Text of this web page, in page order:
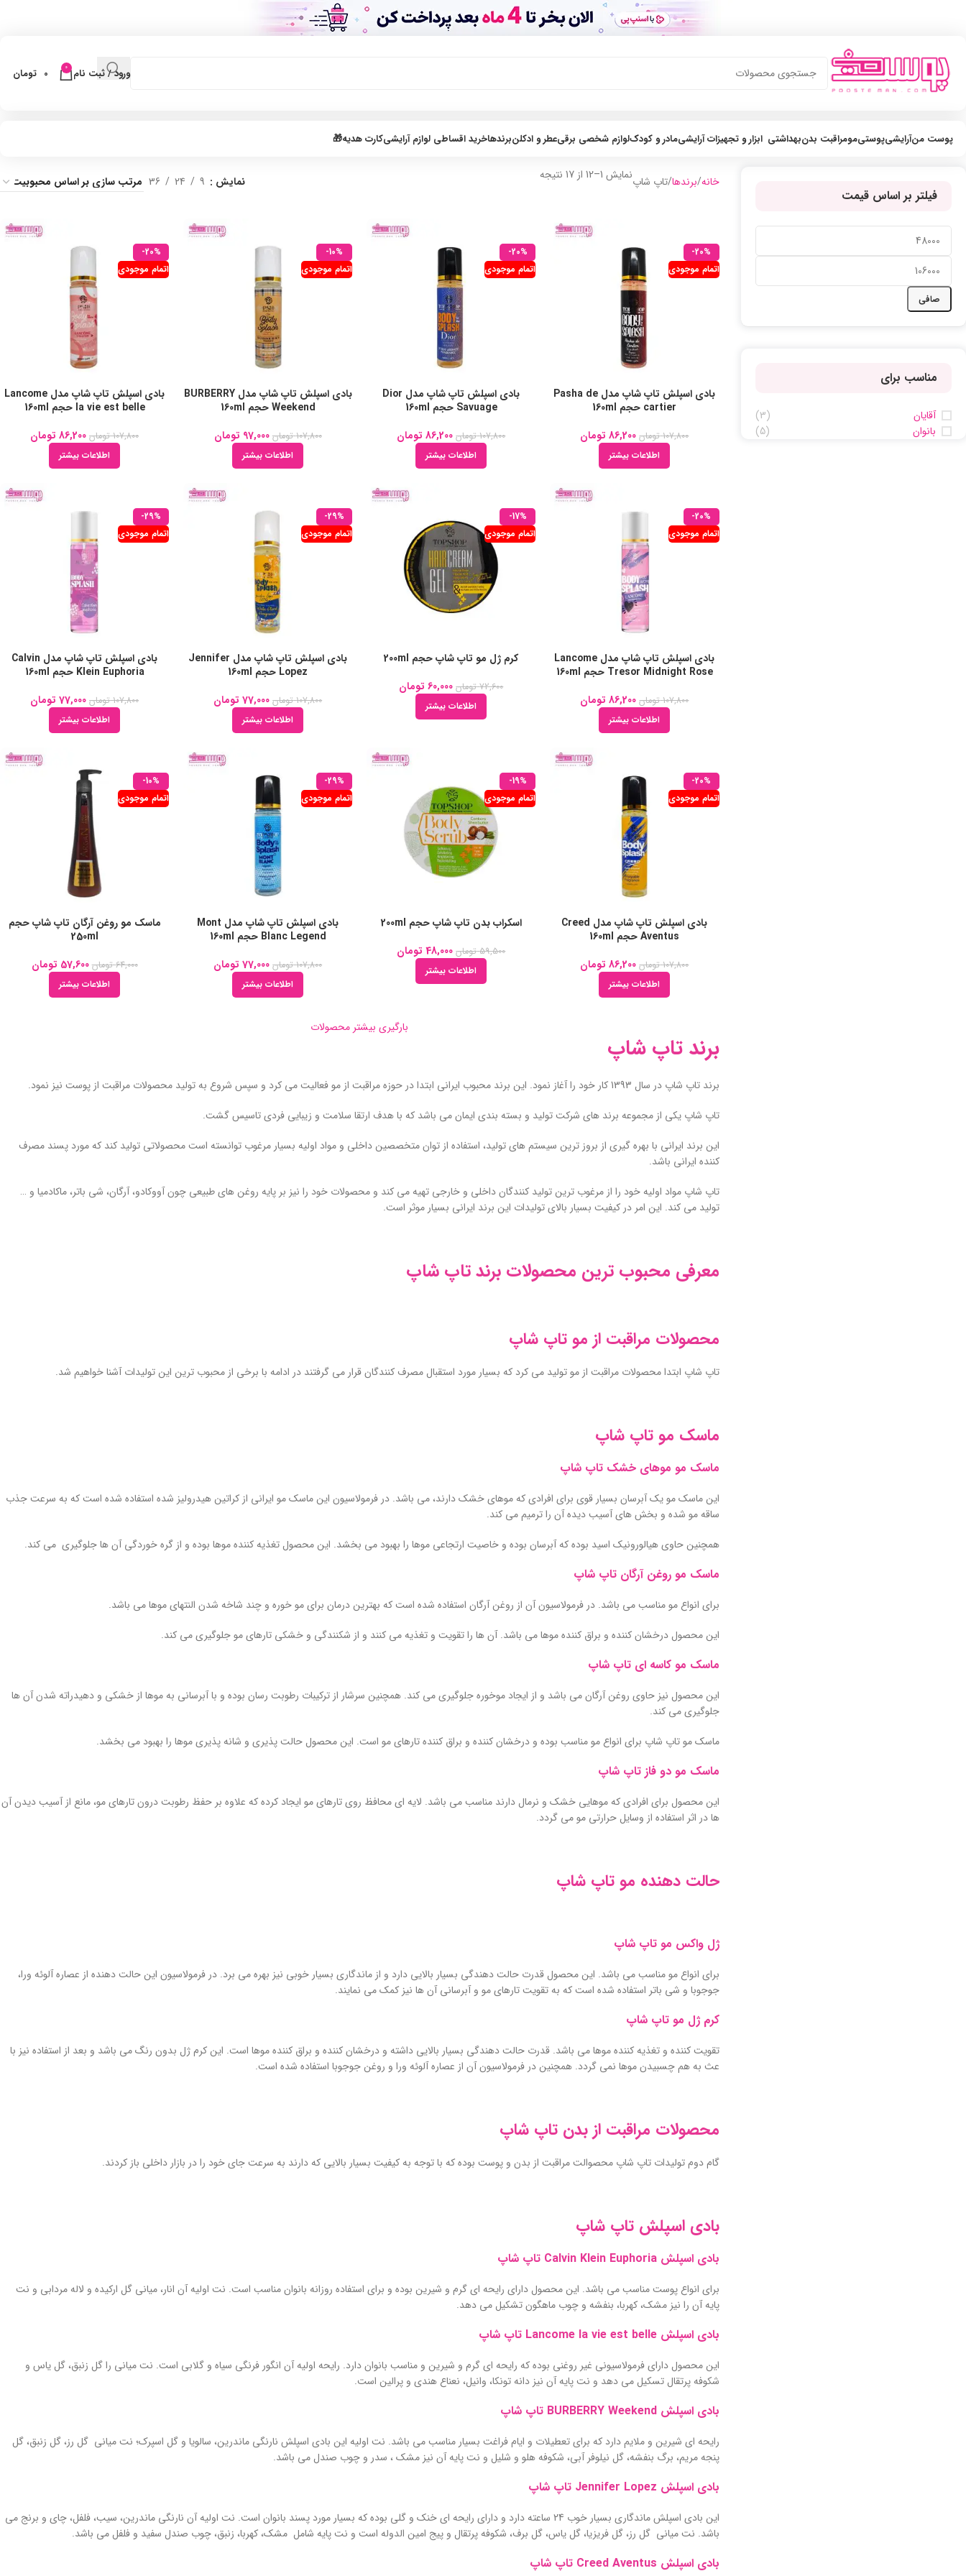
ورود / ثبت نام 0
0 تومان
پوست منآرایشیپوستیمومراقبت بدنبهداشتی ابزار و تجهیزات آرایشیمادر و کودکلوازم شخصی برقیعطر و ادکلنبرندهاخرید اقساطی لوازم آرایشیکارت هدیه🎁
فیلتر بر اساس قیمت
صافی
مناسب برای
آقایان
(3)
بانوان
(5)
خانه برندها تاپ شاپنمایش 1–12 از 17 نتیجه نمایش 9
24
36
-20%
اتمام موجودی
بادی اسپلش تاپ شاپ مدل Pasha de
cartier حجم 160ml
107,800 تومان 86,200 تومان
اطلاعات بیشتر
-20%
اتمام موجودی
بادی اسپلش تاپ شاپ مدل Dior
Savuage حجم 160ml
107,800 تومان 86,200 تومان
اطلاعات بیشتر
-10%
اتمام موجودی
بادی اسپلش تاپ شاپ مدل BURBERRY
Weekend حجم 160ml
107,800 تومان 97,000 تومان
اطلاعات بیشتر
-20%
اتمام موجودی
بادی اسپلش تاپ شاپ مدل Lancome
la vie est belle حجم 160ml
107,800 تومان 86,200 تومان
اطلاعات بیشتر
-20%
اتمام موجودی
بادی اسپلش تاپ شاپ مدل Lancome
Tresor Midnight Rose حجم 160ml
107,800 تومان 86,200 تومان
اطلاعات بیشتر
-17%
اتمام موجودی
کرم ژل مو تاپ شاپ حجم 200ml
72,600 تومان 60,000 تومان
اطلاعات بیشتر
-29%
اتمام موجودی
بادی اسپلش تاپ شاپ مدل Jennifer
Lopez حجم 160ml
107,800 تومان 77,000 تومان
اطلاعات بیشتر
-29%
اتمام موجودی
بادی اسپلش تاپ شاپ مدل Calvin
Klein Euphoria حجم 160ml
107,800 تومان 77,000 تومان
اطلاعات بیشتر
-20%
اتمام موجودی
بادی اسپلش تاپ شاپ مدل Creed
Aventus حجم 160ml
107,800 تومان 86,200 تومان
اطلاعات بیشتر
-19%
اتمام موجودی
اسکراب بدن تاپ شاپ حجم 200ml
59,500 تومان 48,000 تومان
اطلاعات بیشتر
-29%
اتمام موجودی
بادی اسپلش تاپ شاپ مدل Mont
Blanc Legend حجم 160ml
107,800 تومان 77,000 تومان
اطلاعات بیشتر
-10%
اتمام موجودی
ماسک مو روغن آرگان تاپ شاپ حجم
250ml
64,000 تومان 57,600 تومان
اطلاعات بیشتر
بارگیری بیشتر محصولات
برند تاپ شاپ
برند تاپ شاپ در سال 1393 کار خود را آغاز نمود. این برند محبوب ایرانی ابتدا در حوزه مراقبت از مو فعالیت می کرد و سپس شروع به تولید محصولات مراقبت از پوست نیز نمود.
تاپ شاپ یکی از مجموعه برند های شرکت تولید و بسته بندی ایمان می باشد که با هدف ارتقا سلامت و زیبایی فردی تاسیس گشت.
این برند ایرانی با بهره گیری از بروز ترین سیستم های تولید، استفاده از توان متخصصین داخلی و مواد اولیه بسیار مرغوب توانسته است محصولاتی تولید کند که مورد پسند مصرف
کننده ایرانی باشد.
تاپ شاپ مواد اولیه خود را از مرغوب ترین تولید کنندگان داخلی و خارجی تهیه می کند و محصولات خود را نیز بر پایه روغن های طبیعی چون آووکادو، آرگان، شی باتر، ماکادمیا و …
تولید می کند. این امر در کیفیت بسیار بالای تولیدات این برند ایرانی بسیار موثر است.
معرفی محبوب ترین محصولات برند تاپ شاپ
محصولات مراقبت از مو تاپ شاپ
تاپ شاپ ابتدا محصولات مراقبت از مو تولید می کرد که بسیار مورد استقبال مصرف کنندگان قرار می گرفتند در ادامه با برخی از محبوب ترین این تولیدات آشنا خواهیم شد.
ماسک مو تاپ شاپ
ماسک مو موهای خشک تاپ شاپ
این ماسک مو یک آبرسان بسیار قوی برای افرادی که موهای خشک دارند، می باشد. در فرمولاسیون این ماسک مو ایرانی از کراتین هیدرولیز شده استفاده شده است که به سرعت جذب
ساقه مو شده و بخش های آسیب دیده آن را ترمیم می کند.
همچنین حاوی هیالورونیک اسید بوده که آبرسان بوده و خاصیت ارتجاعی موها را بهبود می بخشد. این محصول تغذیه کننده موها بوده و از گره خوردگی آن ها جلوگیری می کند.
ماسک مو روغن آرگان تاپ شاپ
برای انواع مو مناسب می باشد. در فرمولاسیون آن از روغن آرگان استفاده شده است که بهترین درمان برای مو خوره و چند شاخه شدن النتهای موها می باشد.
این محصول درخشان کننده و براق کننده موها می باشد. آن ها را تقویت و تغذیه می کنند و از شکنندگی و خشکی تارهای مو جلوگیری می کند.
ماسک مو کاسه ای تاپ شاپ
این محصول نیز حاوی روغن آرگان می باشد و از ایجاد موخوره جلوگیری می کند. همچنین سرشار از ترکیبات رطوبت رسان بوده و با آبرسانی به موها از خشکی و دهیدراته شدن آن ها
جلوگیری می کند.
ماسک مو تاپ شاپ برای انواع مو مناسب بوده و درخشان کننده و براق کننده تارهای مو است. این محصول حالت پذیری و شانه پذیری موها را بهبود می بخشد.
ماسک مو دو فاز تاپ شاپ
این محصول برای افرادی که موهایی خشک و نرمال دارند مناسب می باشد. لایه ای محافظ روی تارهای مو ایجاد کرده که علاوه بر حفظ رطوبت درون تارهای مو، مانع از آسیب دیدن آن
ها در اثر استفاده از وسایل حرارتی مو می گردد.
حالت دهنده مو تاپ شاپ
ژل واکس مو تاپ شاپ
برای انواع مو مناسب می باشد. این محصول قدرت حالت دهندگی بسیار بالایی دارد و از ماندگاری بسیار خوبی نیز بهره می برد. در فرمولاسیون این حالت دهنده از عصاره آلوئه ورا،
جوجوبا و شی باتر استفاده شده است که به تقویت تارهای مو و آبرسانی آن ها نیز کمک می نمایند.
کرم ژل مو تاپ شاپ
تقویت کننده و تغذیه کننده موها می باشد. قدرت حالت دهندگی بسیار بالایی داشته و درخشان کننده و براق کننده موها است. این کرم ژل بدون رنگ می باشد و بعد از استفاده نیز با
عث به هم چسبیدن موها نمی گردد. همچنین در فرمولاسیون آن از عصاره آلوئه ورا و روغن جوجوبا استفاده شده است.
محصولات مراقبت از بدن تاپ شاپ
گام دوم تولیدات تاپ شاپ محصوالت مراقبت از بدن و پوست بوده که با توجه به کیفیت بسیار بالایی که دارند به سرعت جای خود را در بازار داخلی باز کردند.
بادی اسپلش تاپ شاپ
بادی اسپلش Calvin Klein Euphoria تاپ شاپ
برای انواع پوست مناسب می باشد. این محصول دارای رایحه ای گرم و شیرین بوده و برای استفاده روزانه بانوان مناسب است. نت اولیه آن انار، میانی گل ارکیده و لاله مردابی و نت
پایه آن را نیز مشک، کهربا، بنفشه و چوب ماهگون تشکیل می دهد.
بادی اسپلش Lancome la vie est belle تاپ شاپ
این محصول دارای فرمولاسیونی غیر روغنی بوده که رایحه ای گرم و شیرین و مناسب بانوان دارد. رایحه اولیه آن انگور فرنگی سیاه و گلابی است. نت میانی را گل زنبق، گل یاس و
شکوفه پرتقال تسکیل می دهد و نت پایه آن نیز دانه تونکا، وانیل، نعناع هندی و پرالین است.
بادی اسپلش BURBERRY Weekend تاپ شاپ
رایحه ای شیرین و ملایم دارد که برای تعطیلات و ایام فراغت بسیار مناسب می باشد. نت اولیه این بادی اسپلش نارنگی ماندرین، سالویا و گل اسپرک؛ نت میانی گل رز، گل زنبق، گل
پنجه مریم، برگ بنفشه، گل نیلوفر آبی، شکوفه هلو و شلیل و نت پایه آن نیز مشک ، سدر و چوب صندل می باشد.
بادی اسپلش Jennifer Lopez تاپ شاپ
این بادی اسپلش ماندگاری بسیار خوب 24 ساعته دارد و دارای رایحه ای خنک و گلی بوده که بسیار مورد پسند بانوان است. نت اولیه آن نارنگی ماندرین، سیب، فلفل، چای و برنج می
باشد. نت میانی گل رز، گل فریزیا، گل یاس، گل برف، شکوفه پرتقال و پیج امین الدوله است و نت پایه شامل مشک، کهربا، زنبق، چوب صندل سفید و فلفل می باشد.
بادی اسپلش Creed Aventus تاپ شاپ